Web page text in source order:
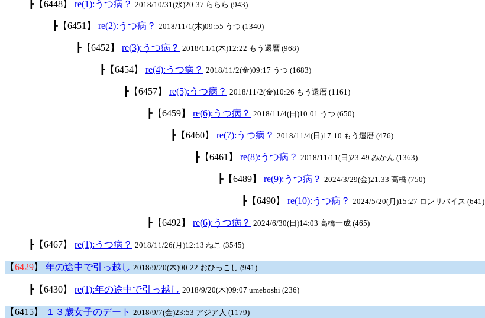
┣ 【6448】 re(1):うつ病？ 2018/10/31(水)20:37 ららら (943)
┣ 【6451】 re(2):うつ病？ 2018/11/1(木)09:55 うつ (1340)
┣ 【6452】 re(3):うつ病？ 2018/11/1(木)12:22 もう還暦 (968)
┣ 【6454】 re(4):うつ病？ 2018/11/2(金)09:17 うつ (1683)
┣ 【6457】 re(5):うつ病？ 2018/11/2(金)10:26 もう還暦 (1161)
┣ 【6459】 re(6):うつ病？ 2018/11/4(日)10:01 うつ (650)
┣ 【6460】 re(7):うつ病？ 2018/11/4(日)17:10 もう還暦 (476)
┣ 【6461】 re(8):うつ病？ 2018/11/11(日)23:49 みかん (1363)
┣ 【6489】 re(9):うつ病？ 2024/3/29(金)21:33 高橋 (750)
┣ 【6490】 re(10):うつ病？ 2024/5/20(月)15:27 ロンリバイス (641)
┣ 【6492】 re(6):うつ病？ 2024/6/30(日)14:03 高橋一成 (465)
┣ 【6467】 re(1):うつ病？ 2018/11/26(月)12:13 ねこ (3545)
【6429】 年の途中で引っ越し 2018/9/20(木)00:22 おひっこし (941)
┣ 【6430】 re(1):年の途中で引っ越し 2018/9/20(木)09:07 umeboshi (236)
【6415】 １３歳女子のデート 2018/9/7(金)23:53 アジア人 (1179)